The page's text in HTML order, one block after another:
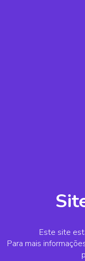
Este site
Para mais